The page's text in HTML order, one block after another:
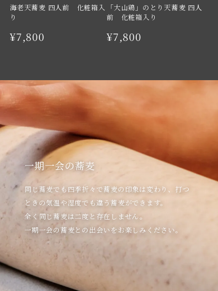
海老天蕎麦 四人前 化粧箱入
り
¥7,800
「大山鶏」のとり天蕎麦 四人
前 化粧箱入り
¥7,800
一期一会の蕎麦
同じ蕎麦でも四季折々で蕎麦の印象は変わり、打つ
ときの気温や湿度でも違う蕎麦ができます。
全く同じ蕎麦は二度と存在しません。